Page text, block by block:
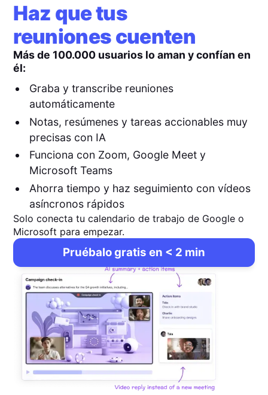
Haz que tus
reuniones cuenten
Más de 100.000 usuarios lo aman y confían en
él:
Graba y transcribe reuniones
automáticamente
Notas, resúmenes y tareas accionables muy
precisas con IA
Funciona con Zoom, Google Meet y
Microsoft Teams
Ahorra tiempo y haz seguimiento con vídeos
asíncronos rápidos
Solo conecta tu calendario de trabajo de Google o
Microsoft para empezar.
Pruébalo gratis en < 2 min